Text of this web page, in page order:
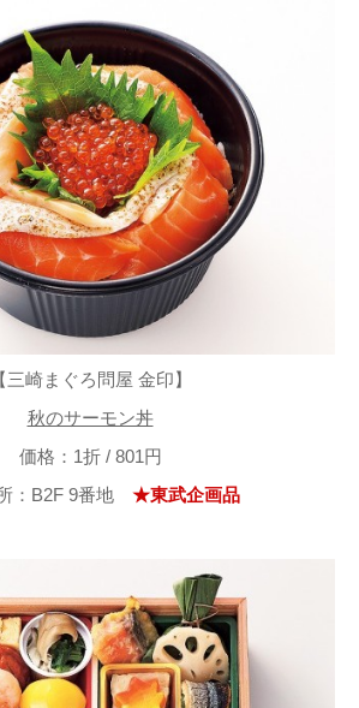
【三崎まぐろ問屋 金印】
秋のサーモン丼
価格：1折 / 801円
：B2F 9番地 ★東武企画品